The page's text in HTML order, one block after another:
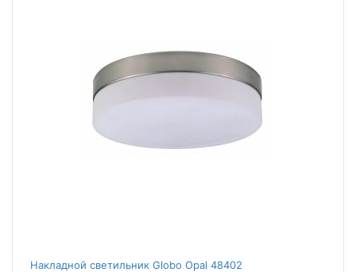
Накладной светильник Globo Opal 48402